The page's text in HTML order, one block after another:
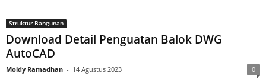
Struktur Bangunan
Download Detail Penguatan Balok DWG
AutoCAD
Moldy Ramadhan - 14 Agustus 2023 0